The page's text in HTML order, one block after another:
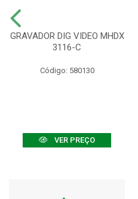
GRAVADOR DIG VIDEO MHDX
3116-C
Código: 580130
VER PREÇO